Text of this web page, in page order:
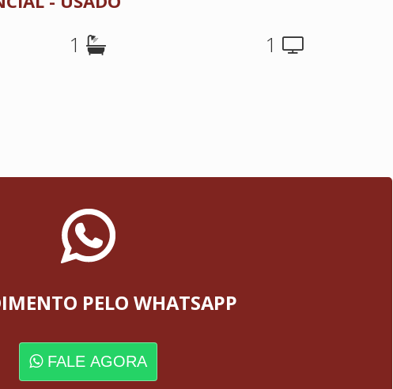
1 1
PELO WHATSAPP
FALE AGORA